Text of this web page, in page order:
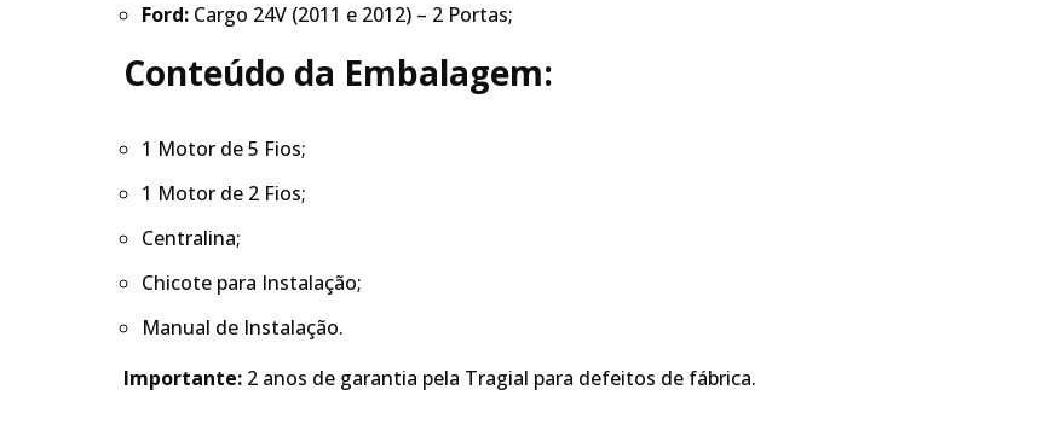
Ford: Cargo 24V (2011 e 2012) – 2 Portas;
Conteúdo da Embalagem:
1 Motor de 5 Fios;
1 Motor de 2 Fios;
Centralina;
Chicote para Instalação;
Manual de Instalação.
Importante: 2 anos de garantia pela Tragial para defeitos de fábrica.